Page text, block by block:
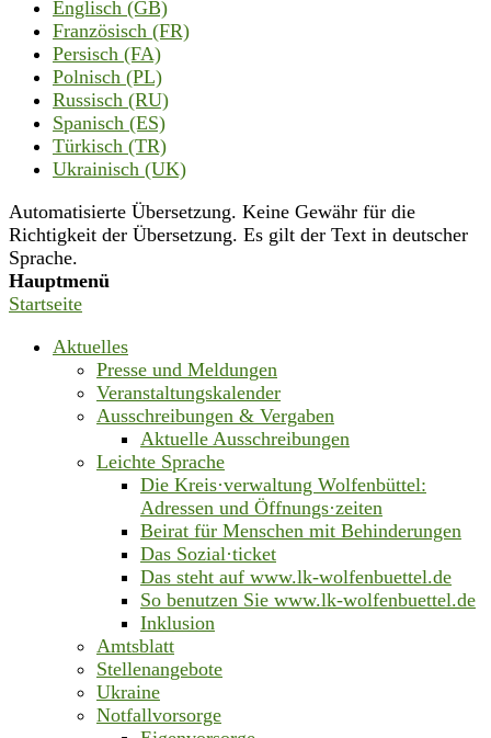
Englisch (GB)
Französisch (FR)
Persisch (FA)
Polnisch (PL)
Russisch (RU)
Spanisch (ES)
Türkisch (TR)
Ukrainisch (UK)
Automatisierte Übersetzung. Keine Gewähr für die
Richtigkeit der Übersetzung. Es gilt der Text in deutscher
Sprache.
Hauptmenü
Startseite
Aktuelles
Presse und Meldungen
Veranstaltungskalender
Ausschreibungen & Vergaben
Aktuelle Ausschreibungen
Leichte Sprache
Die Kreis·verwaltung Wolfenbüttel:
Adressen und Öffnungs·zeiten
Beirat für Menschen mit Behinderungen
Das Sozial·ticket
Das steht auf www.lk-wolfenbuettel.de
So benutzen Sie www.lk-wolfenbuettel.de
Inklusion
Amtsblatt
Stellenangebote
Ukraine
Notfallvorsorge